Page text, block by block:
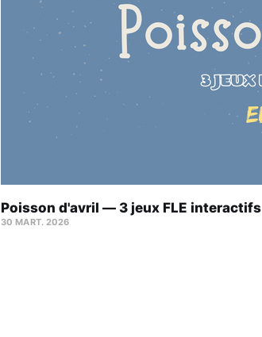
Poisson d'avril — 3 jeux FLE interactifs
30 MART. 2026